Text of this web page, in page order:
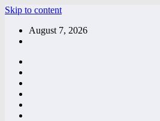
Skip to content
August 7, 2026